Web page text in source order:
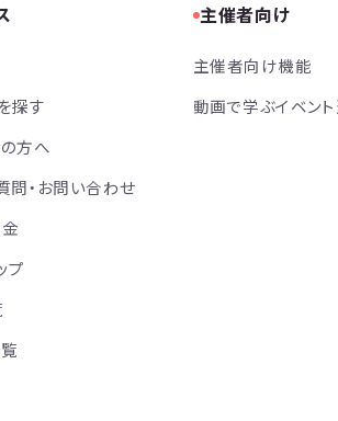
探す
方へ
問・お問い合わせ
プ
主催者向け
主催者向け機能
動画で学ぶイベン